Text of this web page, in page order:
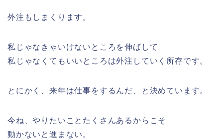
外注もしまくります。
私じゃなきゃいけないところを伸ばして
私じゃなくてもいいところは外注していく所存です。
とにかく、来年は仕事をするんだ、と決めています。
今ね、やりたいことたくさんあるからこそ
動かないと進まない。